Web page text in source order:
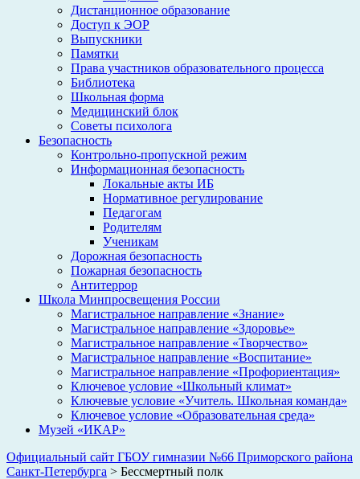
Дистанционное образование
Доступ к ЭОР
Выпускники
Памятки
Права участников образовательного процесса
Библиотека
Школьная форма
Медицинский блок
Советы психолога
Безопасность
Контрольно-пропускной режим
Информационная безопасность
Локальные акты ИБ
Нормативное регулирование
Педагогам
Родителям
Ученикам
Дорожная безопасность
Пожарная безопасность
Антитеррор
Школа Минпросвещения России
Магистральное направление «Знание»
Магистральное направление «Здоровье»
Магистральное направление «Творчество»
Магистральное направление «Воспитание»
Магистральное направление «Профориентация»
Ключевое условие «Школьный климат»
Ключевые условие «Учитель. Школьная команда»
Ключевое условие «Образовательная среда»
Музей «ИКАР»
Официальный сайт ГБОУ гимназии №66 Приморского района
Санкт-Петербурга > Бессмертный полк